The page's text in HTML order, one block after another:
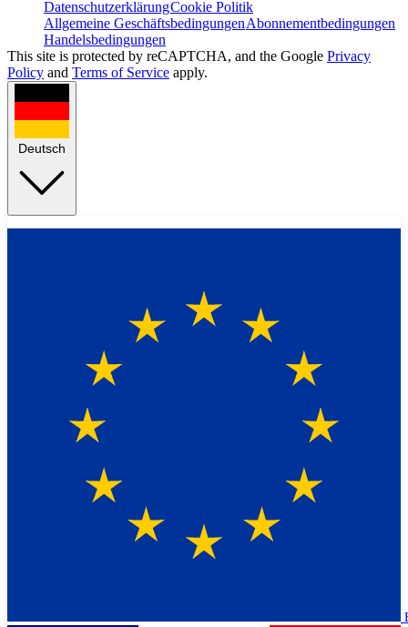
DatenschutzerklärungCookie Politik
Allgemeine GeschäftsbedingungenAbonnementbedingungen
Handelsbedingungen
This site is protected by reCAPTCHA, and the Google Privacy
Policy and Terms of Service apply.
Deutsch